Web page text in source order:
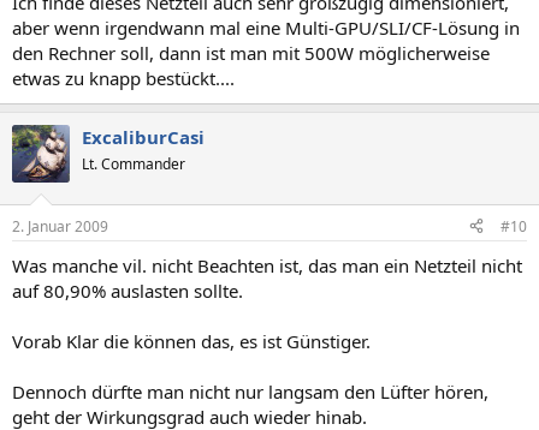
aber wenn irgendwann mal eine Multi-GPU/SLI/CF-Lösung in
den Rechner soll, dann ist man mit 500W möglicherweise
etwas zu knapp bestückt....
ExcaliburCasi
Lt. Commander
2. Januar 2009 #10
Was manche vil. nicht Beachten ist, das man ein Netzteil nicht
auf 80,90% auslasten sollte.
Vorab Klar die können das, es ist Günstiger.
Dennoch dürfte man nicht nur langsam den Lüfter hören,
geht der Wirkungsgrad auch wieder hinab.